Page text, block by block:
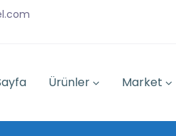
Ürünler Market